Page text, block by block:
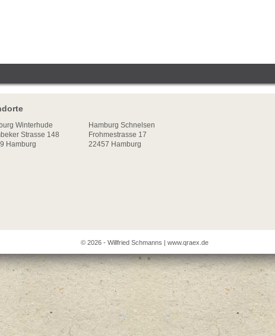
Winterhude
Strasse 148
Hamburg
Hamburg Schnelsen
Frohmestrasse 17
22457 Hamburg
© 2026 - Willfried Schmanns | www.qraex.de